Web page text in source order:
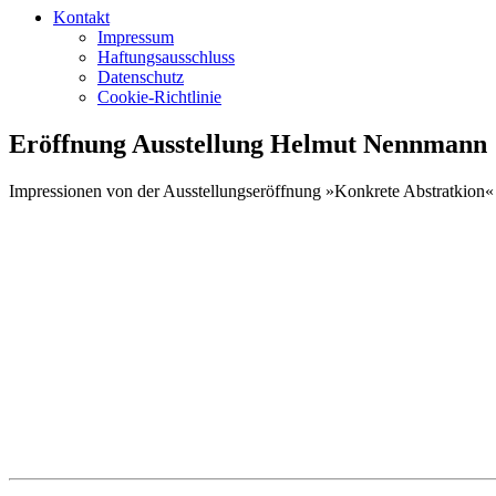
Kontakt
Impressum
Haftungsausschluss
Datenschutz
Cookie-Richtlinie
Eröffnung Ausstellung Helmut Nennmann
Impressionen von der Ausstellungseröffnung »Konkrete